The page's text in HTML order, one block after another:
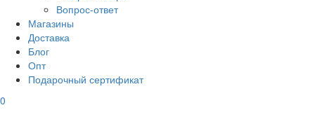
Вопрос-ответ
Магазины
Доставка
Блог
Опт
Подарочный сертификат
0